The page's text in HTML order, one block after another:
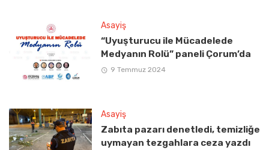
Asayiş
“Uyuşturucu ile Mücadelede
Medyanın Rolü” paneli Çorum’da
9 Temmuz 2024
Asayiş
Zabıta pazarı denetledi, temizliğe
uymayan tezgahlara ceza yazdı